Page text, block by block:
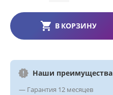
В КОРЗИНУ
Наши преимущества
— Гарантия 12 месяцев